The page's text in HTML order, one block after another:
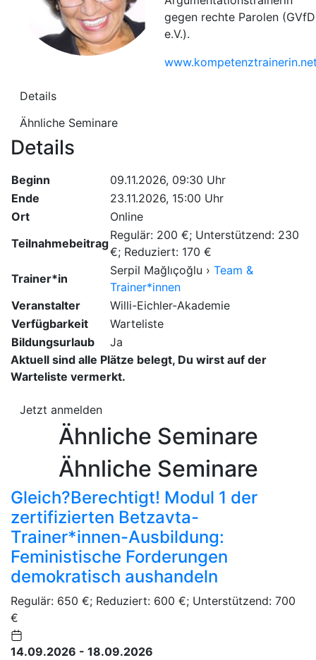
Details
Ähnliche Seminare
gegen rechte Parolen (GVfD
e.V.).
Details
Beginn
09.11.2026, 09:30 Uhr
Ende
23.11.2026, 15:00 Uhr
Ort
Online
Teilnahmebeitrag
Regulär: 200 €; Unterstützend: 230
€; Reduziert: 170 €
Trainer*in
Serpil Mağlıҫoğlu › Team &
Trainer*innen
Veranstalter
Willi-Eichler-Akademie
Verfügbarkeit
Warteliste
Bildungsurlaub
Ja
Aktuell sind alle Plätze belegt, Du wirst auf der
Warteliste vermerkt.
Jetzt anmelden
Ähnliche Seminare
Ähnliche Seminare
Gleich?Berechtigt! Modul 1 der
zertifizierten Betzavta-
Trainer*innen-Ausbildung:
Feministische Forderungen
demokratisch aushandeln
Regulär: 650 €; Reduziert: 600 €; Unterstützend: 700
€
14.09.2026 - 18.09.2026